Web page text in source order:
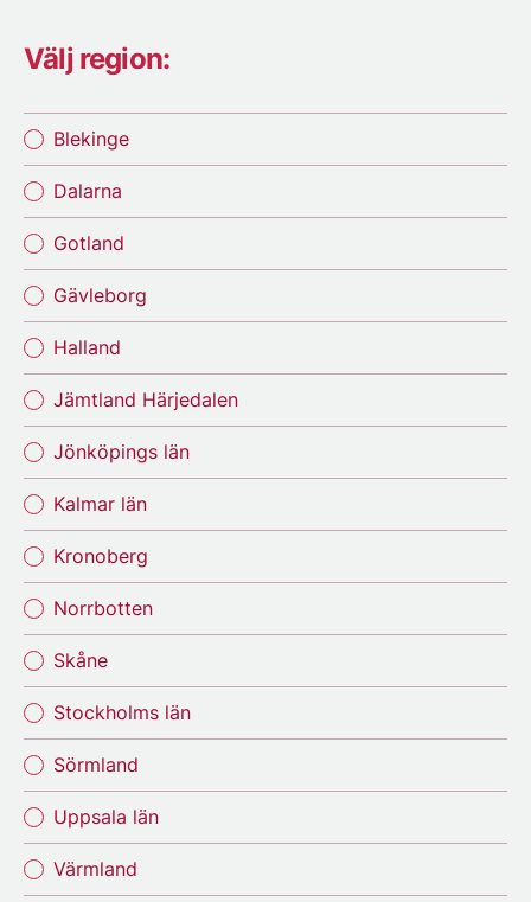
Välj region:
Blekinge
Dalarna
Gotland
Gävleborg
Halland
Jämtland Härjedalen
Jönköpings län
Kalmar län
Kronoberg
Norrbotten
Skåne
Stockholms län
Sörmland
Uppsala län
Värmland